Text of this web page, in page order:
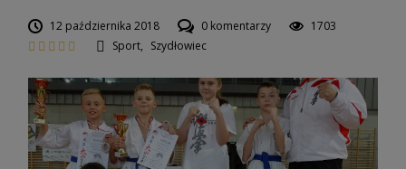
12 października 2018 0 komentarzy
1703
Sport, Szydłowiec